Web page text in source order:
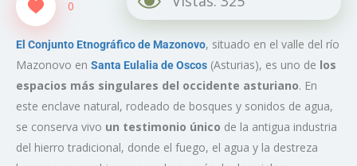
0
El Conjunto Etnográfico de Mazonovo, situado en el valle del río
Mazonovo en Santa Eulalia de Oscos (Asturias), es uno de los
espacios más singulares del occidente asturiano. En
este enclave natural, rodeado de bosques y sonidos de agua,
se conserva vivo un testimonio único de la antigua industria
del hierro tradicional, donde el fuego, el agua y la destreza